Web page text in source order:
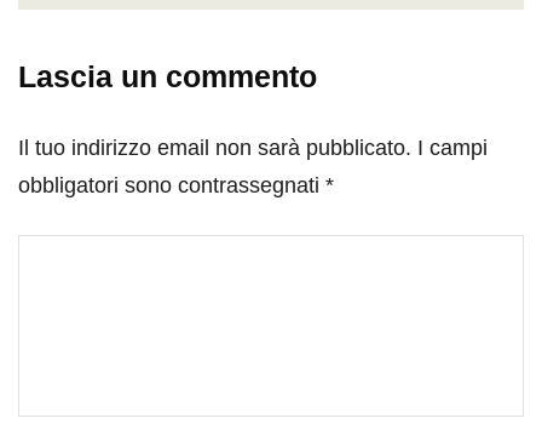
Lascia un commento
Il tuo indirizzo email non sarà pubblicato. I campi
obbligatori sono contrassegnati *